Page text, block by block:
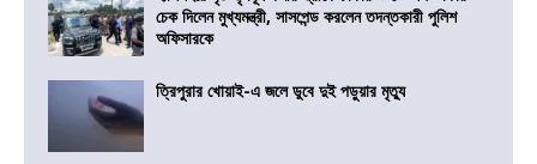
চেক দিলেন মুখ্যমন্ত্রী, সাসপেন্ড করলেন তদন্তকারী পুলিশ
অফিসারকে
ত্রিপুরার খোয়াই-এ জলে ডুবে দুই পড়ুয়ার মৃত্যু